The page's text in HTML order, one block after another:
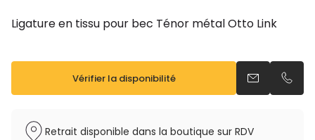
Ligature en tissu pour bec Ténor métal Otto Link
Vérifier la disponibilité Envoyer un
Retrait disponible dans la boutique sur RDV